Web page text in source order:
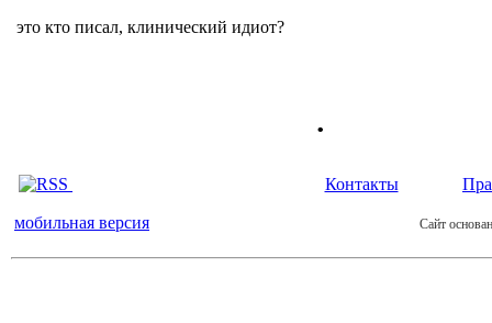
это кто писал, клинический идиот?
.
Контакты
мобильная версия Сайт